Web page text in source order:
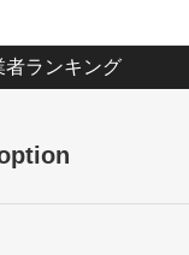
者ランキング